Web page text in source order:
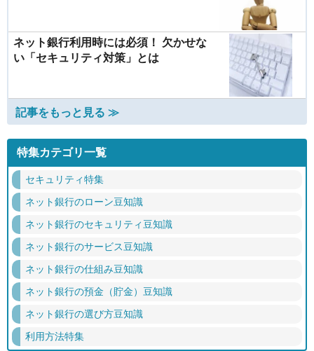
ネット銀行利用時には必須！ 欠かせな
い「セキュリティ対策」とは
記事をもっと見る ≫
特集カテゴリ一覧
セキュリティ特集
ネット銀行のローン豆知識
ネット銀行のセキュリティ豆知識
ネット銀行のサービス豆知識
ネット銀行の仕組み豆知識
ネット銀行の預金（貯金）豆知識
ネット銀行の選び方豆知識
利用方法特集